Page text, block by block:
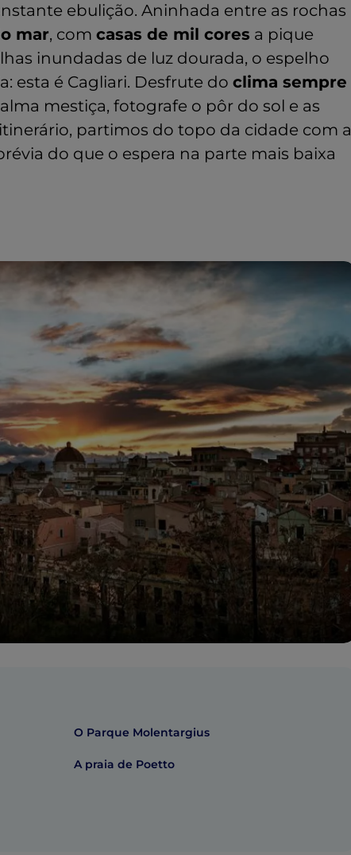
ebulição. Aninhada entre as rochas
mar, com casas de mil cores a pique
inundadas de luz dourada, o espelho
esta é Cagliari. Desfrute do clima sempre
mestiça, fotografe o pôr do sol e as
partimos do topo da cidade com a
do que o espera na parte mais baixa
O Parque Molentargius
A praia de Poetto